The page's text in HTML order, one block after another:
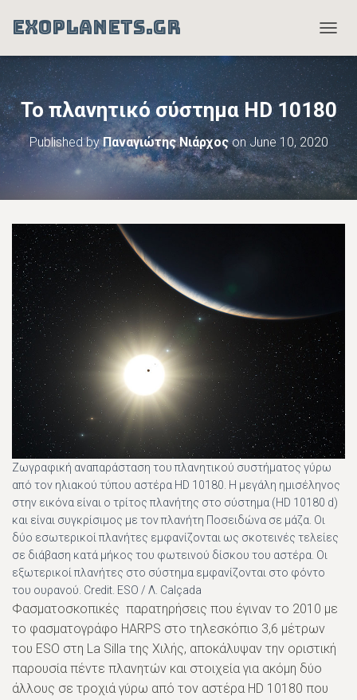
EXOPLANETS.GR
O
G
L
E
N
A
V
I
G
T
Το πλανητικό σύστημα HD 10180
Published byΠαναγιώτης ΝιάρχοςonJune 10, 2020
Zωγραφική αναπαράσταση του πλανητικού συστήματος γύρω
από τον ηλιακού τύπου αστέρα HD 10180. Η μεγάλη ημισέληνος
στην εικόνα είναι ο τρίτος πλανήτης στο σύστημα (HD 10180 d)
και είναι συγκρίσιμος με τον πλανήτη Ποσειδώνα σε μάζα. Οι
δύο εσωτερικοί πλανήτες εμφανίζονται ως σκοτεινές τελείες
σε διάβαση κατά μήκος του φωτεινού δίσκου του αστέρα. Οι
εξωτερικοί πλανήτες στο σύστημα εμφανίζονται στο φόντο
του ουρανού. Credit. ESO / Λ. Calçada
Φασματοσκοπικές παρατηρήσεις που έγιναν το 2010 με
το φασματογράφο HARPS στο τηλεσκόπιο 3,6 μέτρων
του ESO στη La Silla της Χιλής, αποκάλυψαν την οριστική
παρουσία πέντε πλανητών και στοιχεία για ακόμη δύο
άλλους σε τροχιά γύρω από τον αστέρα HD 10180 που